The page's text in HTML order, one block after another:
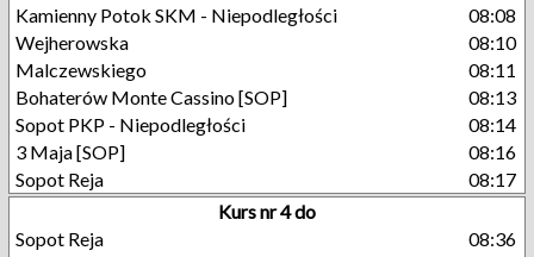
Kamienny Potok SKM - Niepodległości
08:08
Wejherowska
08:10
Malczewskiego
08:11
Bohaterów Monte Cassino [SOP]
08:13
Sopot PKP - Niepodległości
08:14
3 Maja [SOP]
08:16
Sopot Reja
08:17
Kurs nr 4 do
Sopot Reja
08:36